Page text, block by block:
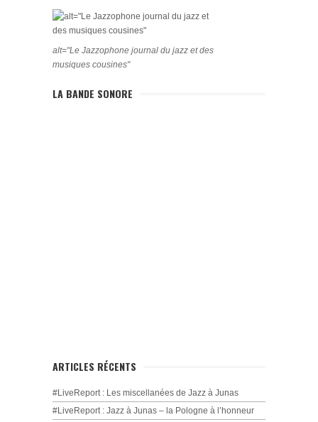
alt="Le Jazzophone journal du jazz et des
musiques cousines"
LA BANDE SONORE
ARTICLES RÉCENTS
#LiveReport : Les miscellanées de Jazz à Junas
#LiveReport : Jazz à Junas – la Pologne à l’honneur